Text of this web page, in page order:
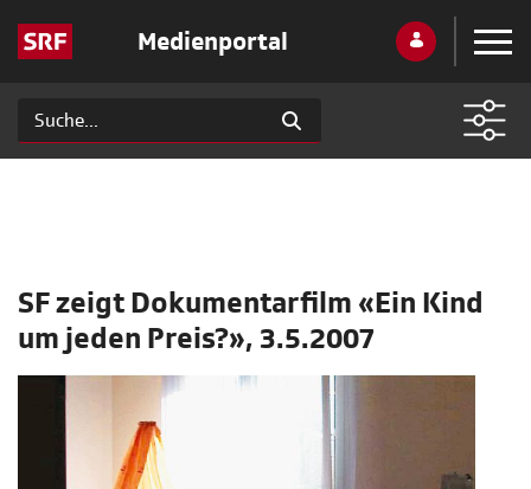
Medienportal
SF zeigt Dokumentarfilm «Ein Kind
um jeden Preis?», 3.5.2007